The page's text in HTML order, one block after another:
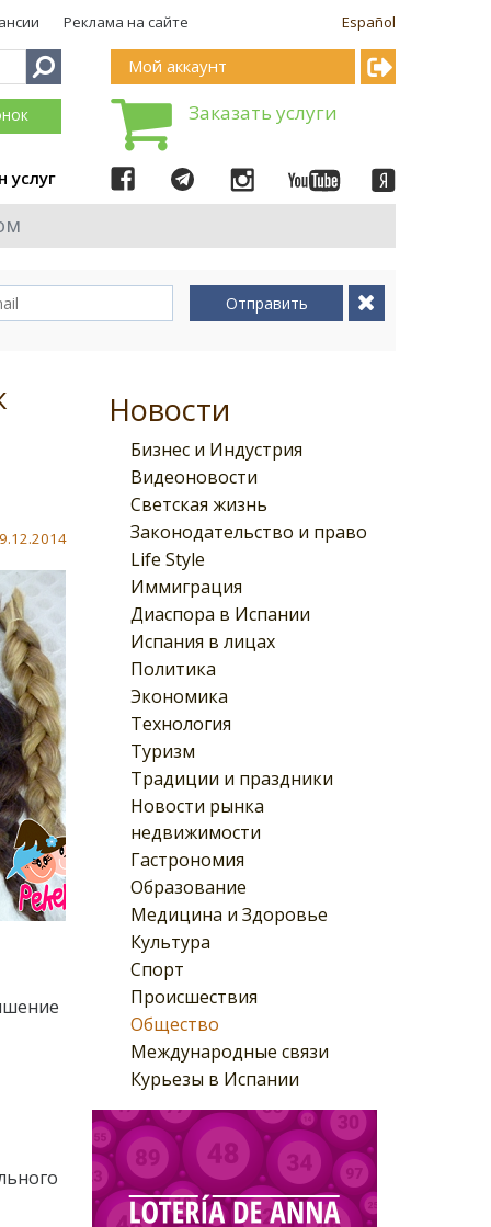
Español
Реклама на сайте
услуг
Мой аккаунт
Заказать услуги
Отправить
Новости
Бизнес и Индустрия
Видеоновости
Светская жизнь
Законодательство и право
Life Style
Иммиграция
Диаспора в Испании
Испания в лицах
Политика
Экономика
Технология
Туризм
Традиции и праздники
Новости рынка
недвижимости
Гастрономия
Образование
Медицина и Здоровье
Культура
Спорт
Происшествия
Общество
Международные связи
Курьезы в Испании